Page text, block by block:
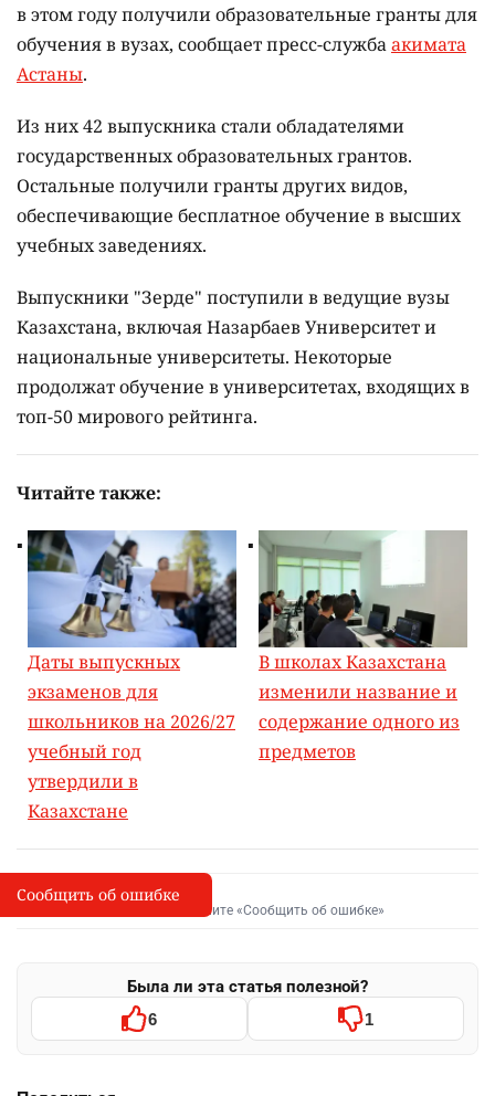
в этом году получили образовательные гранты для
обучения в вузах, сообщает пресс-службаакимата
Астаны.
Из них 42 выпускника стали обладателями
государственных образовательных грантов.
Остальные получили гранты других видов,
обеспечивающие бесплатное обучение в высших
учебных заведениях.
Выпускники "Зерде" поступили в ведущие вузы
Казахстана, включая Назарбаев Университет и
национальные университеты. Некоторые
продолжат обучение в университетах, входящих в
топ-50 мирового рейтинга.
Читайте также:
Даты выпускных
экзаменов для
школьников на 2026/27
учебный год
утвердили в
Казахстане
В школах Казахстана
изменили название и
содержание одного из
предметов
I
Сообщить об опечатке
Выделите фрагмент и нажмите «Сообщить об ошибке»
Была ли эта статья полезной?
6 1
Сообщить об ошибке